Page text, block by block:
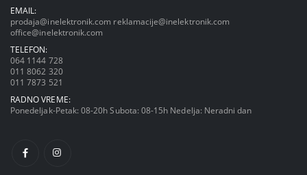
EMAIL:
prodaja@inelektronik.com reklamacije@inelektronik.com
office@inelektronik.com
TELEFON:
064 1144 728
011 8062 320
011 7873 521
RADNO VREME:
Ponedeljak-Petak: 08-20h Subota: 08-15h Nedelja: Neradni dan